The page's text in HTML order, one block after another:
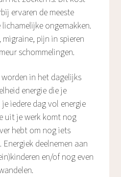
ervaren de meeste
ongemakken.
pijn in spieren
schommelingen.
in het dagelijks
energie die je
iedere dag vol energie
uit je werk komt nog
hebt om nog iets
deelnemen aan
en/of nog even